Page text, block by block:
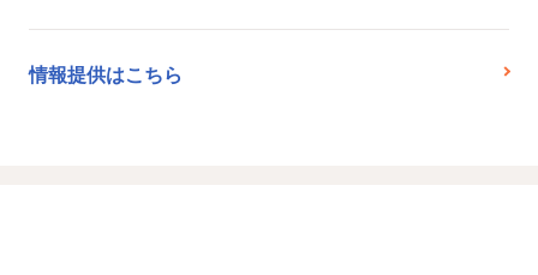
情報提供はこちら